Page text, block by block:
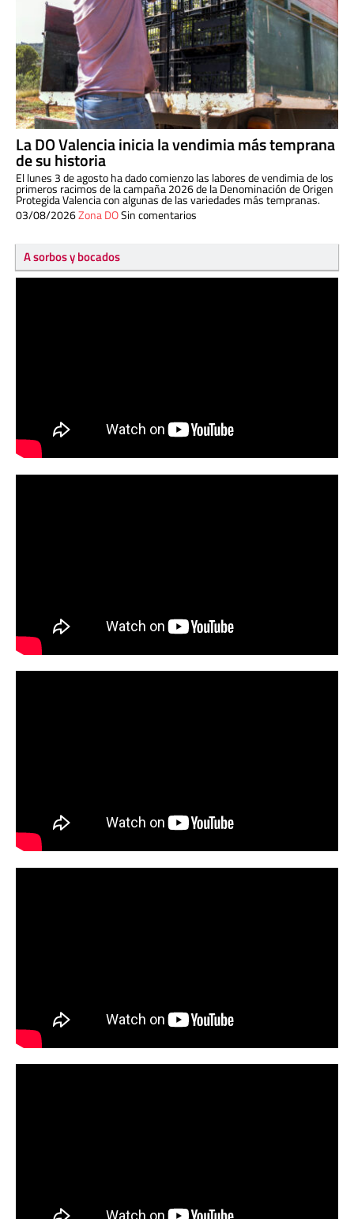
La DO Valencia inicia la vendimia más temprana
de su historia
El lunes 3 de agosto ha dado comienzo las labores de vendimia de los
primeros racimos de la campaña 2026 de la Denominación de Origen
Protegida Valencia con algunas de las variedades más tempranas.
03/08/2026Zona DOSin comentarios
A sorbos y bocados